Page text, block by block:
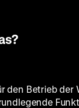
den Betrieb der